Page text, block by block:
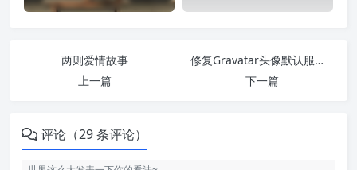
两则爱情故事
上一篇
修复Gravatar头像默认服务器的问题
下一篇
评论（29 条评论）